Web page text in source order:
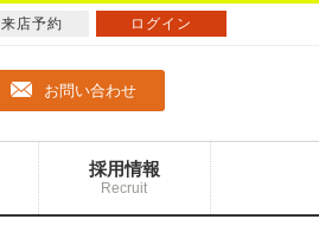
お問い合わせ
採用情報
Recruit
来店予約 ログイン